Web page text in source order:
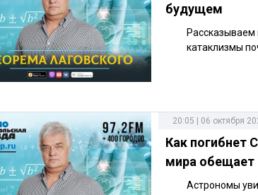
будущем
катаклизмы
20:05 | 06 октября
Как погибнет
мира
Астрономы